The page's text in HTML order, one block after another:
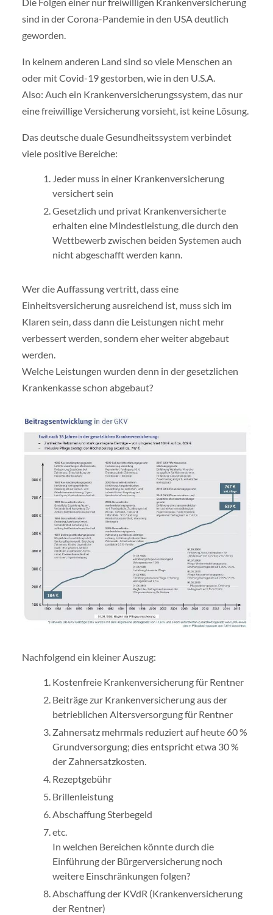
sind in der Corona-Pandemie in den USA deutlich
geworden.
In keinem anderen Land sind so viele Menschen an
oder mit Covid-19 gestorben, wie in den U.S.A.
Also: Auch ein Krankenversicherungssystem, das nur
eine freiwillige Versicherung vorsieht, ist keine Lösung.
Das deutsche duale Gesundheitssystem verbindet
viele positive Bereiche:
Jeder muss in einer Krankenversicherung
versichert sein
Gesetzlich und privat Krankenversicherte
erhalten eine Mindestleistung, die durch den
Wettbewerb zwischen beiden Systemen auch
nicht abgeschafft werden kann.
Wer die Auffassung vertritt, dass eine
Einheitsversicherung ausreichend ist, muss sich im
Klaren sein, dass dann die Leistungen nicht mehr
verbessert werden, sondern eher weiter abgebaut
werden.
Welche Leistungen wurden denn in der gesetzlichen
Krankenkasse schon abgebaut?
Nachfolgend ein kleiner Auszug:
Kostenfreie Krankenversicherung für Rentner
Beiträge zur Krankenversicherung aus der
betrieblichen Altersversorgung für Rentner
Zahnersatz mehrmals reduziert auf heute 60 %
Grundversorgung; dies entspricht etwa 30 %
der Zahnersatzkosten.
Rezeptgebühr
Brillenleistung
Abschaffung Sterbegeld
etc.
In welchen Bereichen könnte durch die
Einführung der Bürgerversicherung noch
weitere Einschränkungen folgen?
Abschaffung der KVdR (Krankenversicherung
der Rentner)